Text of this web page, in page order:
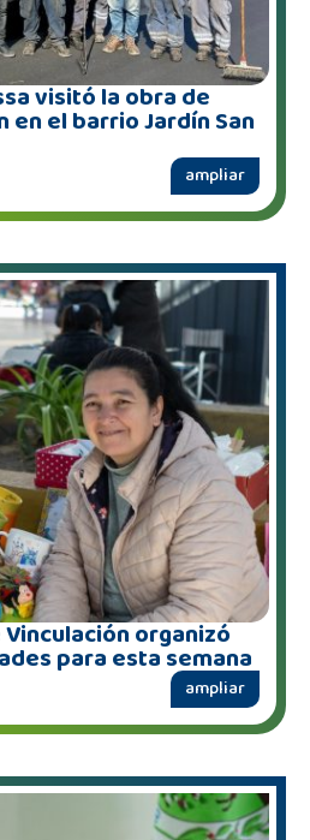
visitó la obra de
el barrio Jardín San
ampliar
organizó
para esta semana
ampliar